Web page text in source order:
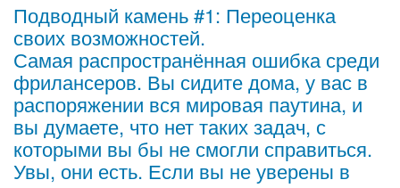
Подводный камень #1: Переоценка
своих возможностей.
Самая распространённая ошибка среди
фрилансеров. Вы сидите дома, у вас в
распоряжении вся мировая паутина, и
вы думаете, что нет таких задач, с
которыми вы бы не смогли справиться.
Увы, они есть. Если вы не уверены в